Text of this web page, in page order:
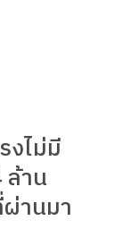
งไม่มี
ล้าน
านมา